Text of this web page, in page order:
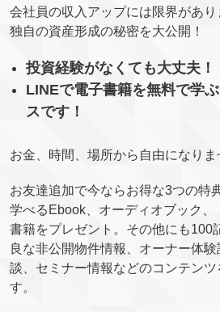
会社員の収入アップには限界があり
独自の資産形成の秘密を大公開！
投資経験がなくても大丈夫！
LINEで電子書籍を無料で学
スです！
お金、時間、場所から自由になりま
お友達追加で今ならお得な3つの特
学べるEbook、オーディオブック、
書籍をプレゼント。その他にも100
良な非公開物件情報、オーナー体
談、セミナー情報などのコンテンツ
す。